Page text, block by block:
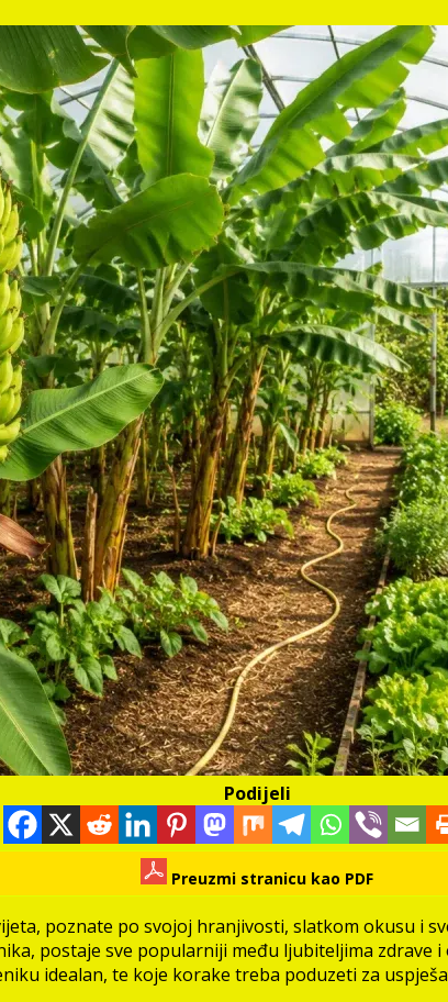
Podijeli
Preuzmi stranicu kao PDF
poznate po svojoj hranjivosti, slatkom okusu i
postaje sve popularniji među ljubiteljima zdrave
idealan, te koje korake treba poduzeti za